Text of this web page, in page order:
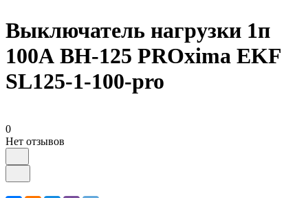
Выключатель нагрузки 1п
100А ВН-125 PROxima EKF
SL125-1-100-pro
0
Нет отзывов